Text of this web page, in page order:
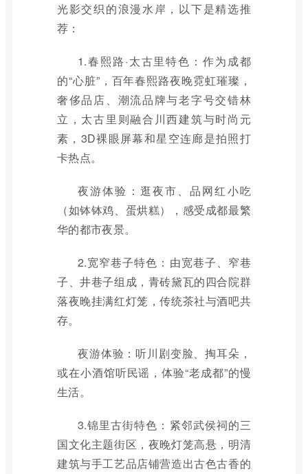
光影交织的浪漫水岸，以下是精选推
荐：
1.春熙路·太古里特色：作为成都
的“心脏”，百年春熙路夜晚霓虹璀璨，
奢侈品店、潮流品牌与老字号交错林
立，太古里则融合川西建筑与时尚元
素，3D裸眼屏幕和星空连廊是拍照打
卡热点。
夜游体验：逛夜市、品网红小吃
（如钵钵鸡、蛋烘糕），感受成都最繁
华的都市夜景。
2.宽窄巷子特色：由宽巷子、窄巷
子、井巷子组成，青砖黛瓦的四合院群
落夜晚挂满红灯笼，传统茶社与酒吧共
存。
夜游体验：听川剧变脸、掏耳朵，
或在小酒馆听民谣，体验“老成都”的慢
生活。
3.锦里古街特色：紧邻武侯祠的三
国文化主题街区，夜晚灯笼高悬，明清
建筑与手工艺品店铺营造出古色古香的